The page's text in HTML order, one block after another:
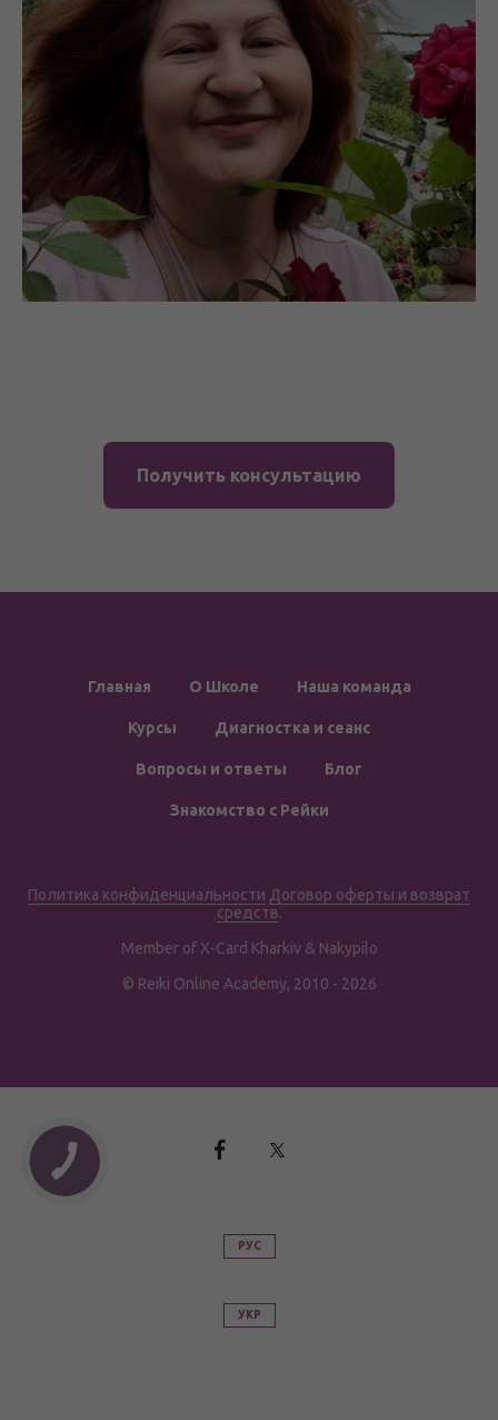
Получить консультацию
Главная О Школе Наша команда
Курсы Диагностка и сеанс
Вопросы и ответы Блог
Знакомство с Рейки
Политика конфиденциальности Договор оферты и возврат
средств.
Member of X-Card Kharkiv& Nakypilo
© Reiki Online Academy, 2010 - 2026
РУС
УКР